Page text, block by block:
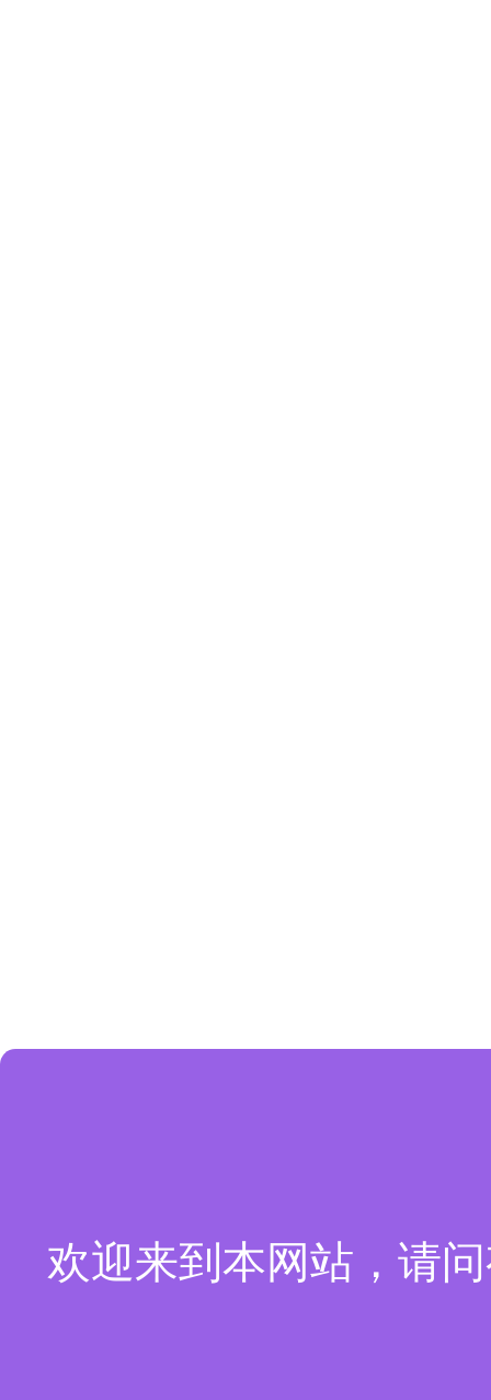
欢迎来到本网站，请